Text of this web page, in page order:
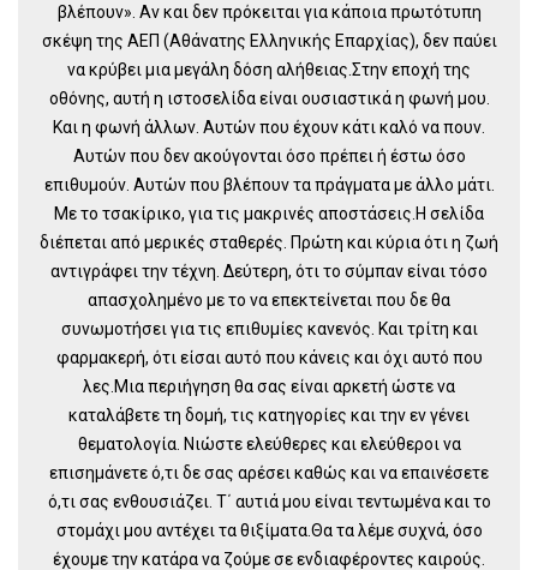
βλέπουν». Αν και δεν πρόκειται για κάποια πρωτότυπη
σκέψη της ΑΕΠ (Αθάνατης Ελληνικής Επαρχίας), δεν παύει
να κρύβει μια μεγάλη δόση αλήθειας.Στην εποχή της
οθόνης, αυτή η ιστοσελίδα είναι ουσιαστικά η φωνή μου.
Και η φωνή άλλων. Αυτών που έχουν κάτι καλό να πουν.
Αυτών που δεν ακούγονται όσο πρέπει ή έστω όσο
επιθυμούν. Αυτών που βλέπουν τα πράγματα με άλλο μάτι.
Με το τσακίρικο, για τις μακρινές αποστάσεις.Η σελίδα
διέπεται από μερικές σταθερές. Πρώτη και κύρια ότι η ζωή
αντιγράφει την τέχνη. Δεύτερη, ότι το σύμπαν είναι τόσο
απασχολημένο με το να επεκτείνεται που δε θα
συνωμοτήσει για τις επιθυμίες κανενός. Και τρίτη και
φαρμακερή, ότι είσαι αυτό που κάνεις και όχι αυτό που
λες.Μια περιήγηση θα σας είναι αρκετή ώστε να
καταλάβετε τη δομή, τις κατηγορίες και την εν γένει
θεματολογία. Νιώστε ελεύθερες και ελεύθεροι να
επισημάνετε ό,τι δε σας αρέσει καθώς και να επαινέσετε
ό,τι σας ενθουσιάζει. Τ΄ αυτιά μου είναι τεντωμένα και το
στομάχι μου αντέχει τα θιξίματα.Θα τα λέμε συχνά, όσο
έχουμε την κατάρα να ζούμε σε ενδιαφέροντες καιρούς.